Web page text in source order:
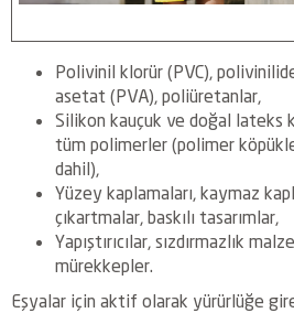
Polivinil klorür (PVC),
asetat (PVA), poliüretanlar,
Silikon kauçuk ve doğal lateks
tüm polimerler (polimer
dahil),
Yüzey kaplamaları, kaymaz
çıkartmalar, baskılı tasarımlar,
Yapıştırıcılar, sızdırmazlık
mürekkepler.
Eşyalar için aktif olarak yürürlüğe